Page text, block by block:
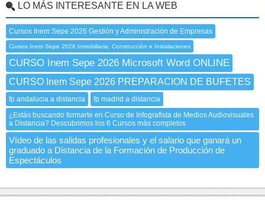
LO MÁS INTERESANTE EN LA WEB
Cursos Inem Sepe 2026 Gestión y Administración de Empresas
Cursos Inem Sepe 2026 Inmobiliaria, Construcción e Instalaciones
CURSO Inem Sepe 2026 Microsoft Word ONLINE
CURSO Inem Sepe 2026 PREPARACION DE BUFETES
fp andalucia a distancia
fp madrid a distancia
¿Estás buscando formarte en Curso de Infografista de Medios Audiovisuales
a Distancia? Descubrimos los 6 Cursos más completos
Vídeo de las salidas profesionales y el salario que ganará un
graduado a Distancia de la Formación de Producción de
Espectáculos